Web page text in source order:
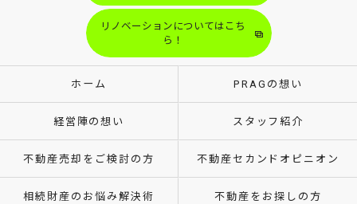
リノベーションについてはこち
ら！
ホーム PRAGの想い
経営陣の想い スタッフ紹介
不動産売却をご検討の方 不動産セカンドオピニオン
相続財産のお悩み解決術 不動産をお探しの方